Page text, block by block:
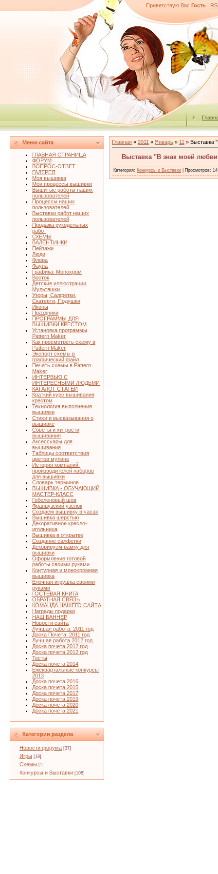
Приветствую Вас Гость |
Меню сайта
ГЛАВНАЯ СТРАНИЦА
ФОРУМ
ВОПРОС-ОТВЕТ
ГАЛЕРЕЯ
Моя вышивка
Мои процессы вышивки
Вышитые работы наших
пользователей
Процессы наших
пользователей
Выставки работ наших
пользователей
Продажа рукодельных
работ
СХЕМЫ
ВАЛЕНТИНКИ
Пейзажи
Люди
Флора
Фауна
Графика. Монохром
Восток
Детские иллюстрации,
Мультяшки
Узоры, Салфетки,
Скатерти, Подушки
Иконы
Праздники
ПРОГРАММЫ ДЛЯ
ВЫШИВКИ КРЕСТОМ
Установка программы
Pattern Maker
Как просмотреть схему в
Pattern Maker
Экспорт схемы в
графический файл
Печать схемы в Pattern
Maker
ИНТЕРВЬЮ С
ИНТЕРЕСНЫМИ ЛЮДЬМИ
КАТАЛОГ СТАТЕЙ
Краткий курс вышивания
крестом
Технология выполнения
вышивки
Стихи и высказывания о
вышивке
Советы и хитрости
вышивания
Аксессуары для
вышивания
Таблицы соответствия
цветов мулине
История компаний-
производителей наборов
для вышивки
Словарь терминов
ВЫШИВКА - ОБУЧАЮЩИЙ
МАСТЕР-КЛАСС
Гобеленовый шов
Французский узелок
Создаем вышивку в часах
Вышивка шерстью
Декоративное кресло-
игольница
Вышивка в открытке
Создание салфетки
Декорируем рамку для
вышивки
Оформление готовой
работы своими руками
Контурная и монохромная
вышивка
Елочная игрушка своими
руками
ГОСТЕВАЯ КНИГА
ОБРАТНАЯ СВЯЗЬ
КОМАНДА НАШЕГО САЙТА
Награды подарки
НАШ БАННЕР
Новости сайта
Лучшая работа. 2011 год
Доска Почета. 2011 год
Лучшая работа 2012 год
Доска почета 2012 год
Доска почета 2012 год
Тесты
Доска почета 2014
Ежеквартальные конкурсы
2013
Доска почета 2016
Доска почета 2015
Доска почета 2017
Доска почета 2019
Доска почета 2020
Доска почёта 2021
Категории раздела
Новости форума [37]
Игры [19]
Схемы [1]
Конкурсы и Выставки [108]
Главная » 2011 » Январь » 11 » Выставка
Выставка "В знак моей
Категория: Конкурсы и Выставки Просмотров: